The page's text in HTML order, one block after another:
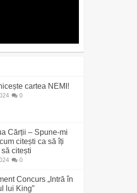
cartea NEMI!
0
Cărții – Spune-mi
citești ca să îți
citești
0
Concurs „Intră în
lui King”